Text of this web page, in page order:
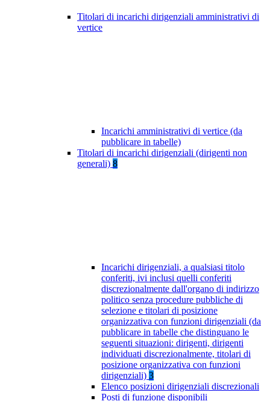
Titolari di incarichi dirigenziali amministrativi di
vertice
Incarichi amministrativi di vertice (da
pubblicare in tabelle)
Titolari di incarichi dirigenziali (dirigenti non
generali) 8
Incarichi dirigenziali, a qualsiasi titolo
conferiti, ivi inclusi quelli conferiti
discrezionalmente dall'organo di indirizzo
politico senza procedure pubbliche di
selezione e titolari di posizione
organizzativa con funzioni dirigenziali (da
pubblicare in tabelle che distinguano le
seguenti situazioni: dirigenti, dirigenti
individuati discrezionalmente, titolari di
posizione organizzativa con funzioni
dirigenziali) 3
Elenco posizioni dirigenziali discrezionali
Posti di funzione disponibili